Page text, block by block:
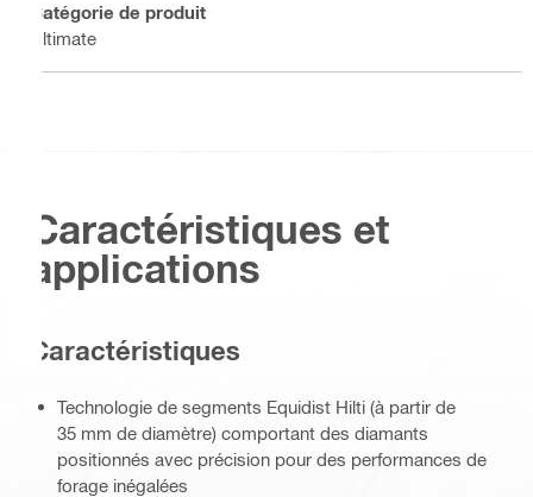
Catégorie de produit
Ultimate
Caractéristiques et
applications
Caractéristiques
Technologie de segments Equidist Hilti (à partir de
35 mm de diamètre) comportant des diamants
positionnés avec précision pour des performances de
forage inégalées